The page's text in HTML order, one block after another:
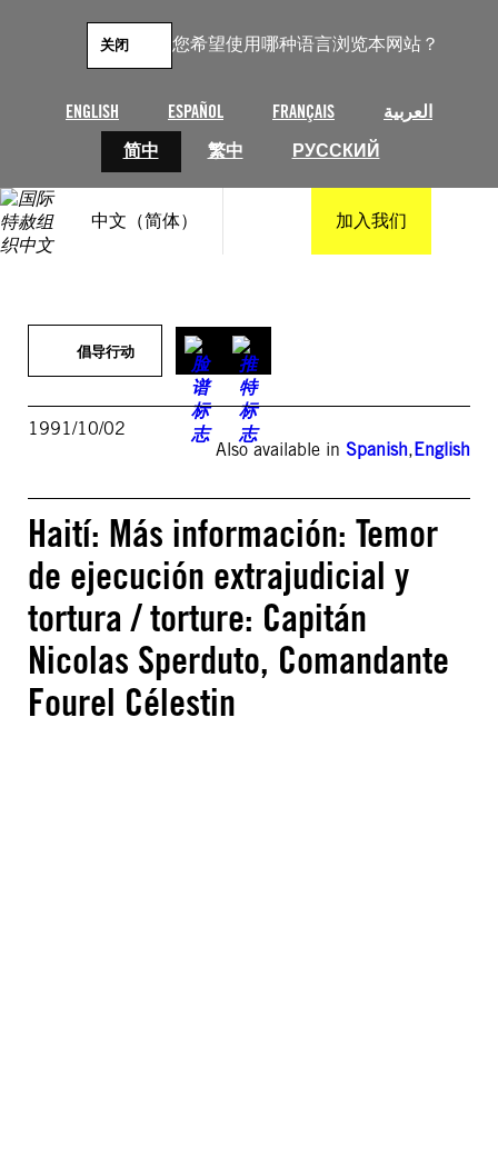
您希望使用哪种语言浏览本网站？
ENGLISH ESPAÑOL FRANÇAIS
العربية
简中
繁中 РУССКИЙ
关闭
中文（简体） 加入我们
倡导行动
1991/10/02
Also available in Spanish,English
Haití: Más información: Temor
de ejecución extrajudicial y
tortura / torture: Capitán
Nicolas Sperduto, Comandante
Fourel Célestin